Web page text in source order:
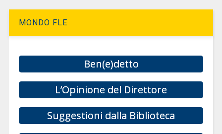
MONDO FLE
Ben(e)detto
L’Opinione del Direttore
Suggestioni dalla Biblioteca